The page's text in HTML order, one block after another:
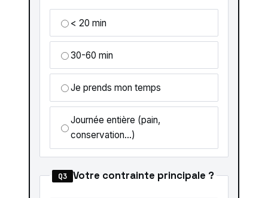
< 20 min
30-60 min
Je prends mon temps
Journée entière (pain,
conservation…)
Q3 Votre contrainte principale ?